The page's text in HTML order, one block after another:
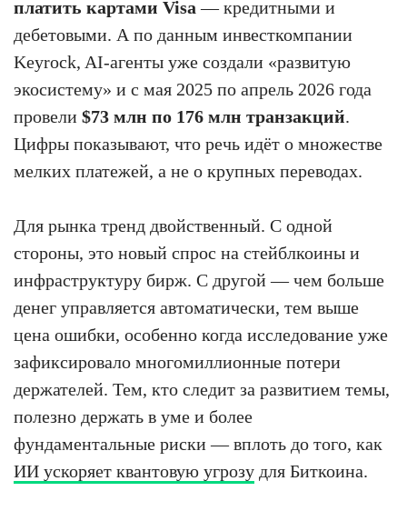
платить картами Visa — кредитными и
дебетовыми. А по данным инвесткомпании
Keyrock, AI-агенты уже создали «развитую
экосистему» и с мая 2025 по апрель 2026 года
провели $73 млн по 176 млн транзакций.
Цифры показывают, что речь идёт о множестве
мелких платежей, а не о крупных переводах.
Для рынка тренд двойственный. С одной
стороны, это новый спрос на стейблкоины и
инфраструктуру бирж. С другой — чем больше
денег управляется автоматически, тем выше
цена ошибки, особенно когда исследование уже
зафиксировало многомиллионные потери
держателей. Тем, кто следит за развитием темы,
полезно держать в уме и более
фундаментальные риски — вплоть до того, как
ИИ ускоряет квантовую угрозу для Биткоина.